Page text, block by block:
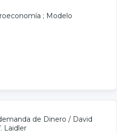
; Modelo
de Dinero / David
Laidler